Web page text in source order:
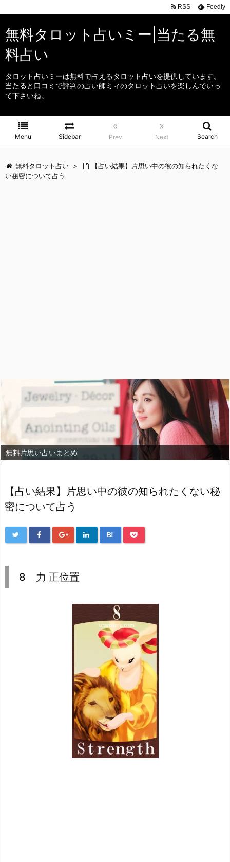
無料タロット占いミー|当たる無
料占い
タロット占いミーは無料で占えるタロット占いを提供しています。
当たると口コミで評判の占い師ミィのタロット占いを楽しんでいっ
て下さいね。
Menu Sidebar
«
Prev
»
Next Search
RSS Feedly
無料タロット占い >
【占い結果】片思い中の彼の知られたくな
い秘密について占う
無料片思い占いまとめ
【占い結果】片思い中の彼の知られたくない秘
密について占う
B!
8 力 正位置